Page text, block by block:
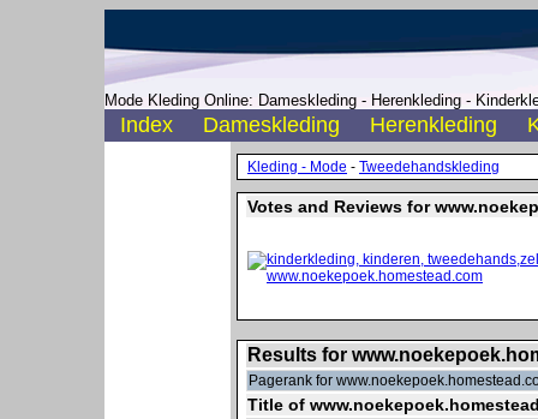
Mode Kleding Online: Dameskleding - Herenkleding -
Index Dameskleding Herenkleding
Kleding - Mode - Tweedehandskleding
Votes and Reviews for
Results for
Pagerank for
Title of